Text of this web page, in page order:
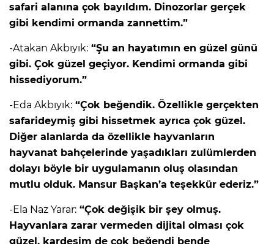
safari alanına çok bayıldım. Dinozorlar gerçek
gibi kendimi ormanda zannettim.”
-Atakan Akbıyık: “Şu an hayatımın en güzel günü
gibi. Çok güzel geçiyor. Kendimi ormanda gibi
hissediyorum.”
-Eda Akbıyık: “Çok beğendik. Özellikle gerçekten
safarideymiş gibi hissetmek ayrıca çok güzel.
Diğer alanlarda da özellikle hayvanların
hayvanat bahçelerinde yaşadıkları zulümlerden
dolayı böyle bir uygulamanın oluş olasından
mutlu olduk. Mansur Başkan’a teşekkür ederiz.”
-Ela Naz Yarar: “Çok değişik bir şey olmuş.
Hayvanlara zarar vermeden dijital olması çok
güzel, kardeşim de çok beğendi bende